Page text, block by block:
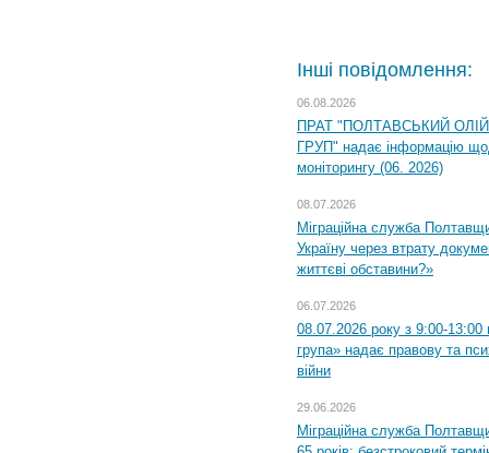
Інші повідомлення:
06.08.2026
ПРАТ "ПОЛТАВСЬКИЙ
ГРУП" надає інформацію
моніторингу (06. 2026)
08.07.2026
Міграційна служба
Україну через втрату
життєві обставини?»
06.07.2026
08.07.2026 року з 9:00-13:00
група» надає правову та
війни
29.06.2026
Міграційна служба